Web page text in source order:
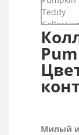
Милый и